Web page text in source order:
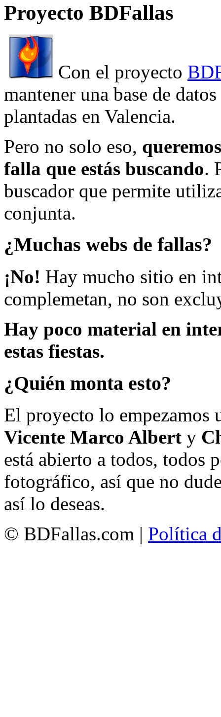
Proyecto BDFallas
Con el proyecto
mantener una base de
plantadas en Valencia.
Pero no solo eso,
falla que estás buscando.
buscador que permite
conjunta.
¿Muchas webs de fallas?
¡No! Hay mucho sitio en
complemetan, no son
Hay poco material en
estas fiestas.
¿Quién monta esto?
El proyecto lo empezamos
Vicente Marco Albert y
está abierto a todos, todos
fotográfico, así que no
así lo deseas.
© BDFallas.com | Política